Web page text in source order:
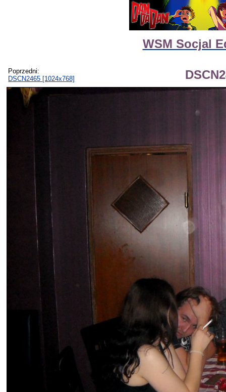
WSM Socjal
Poprzedni:
DSCN2465 [1024x768]